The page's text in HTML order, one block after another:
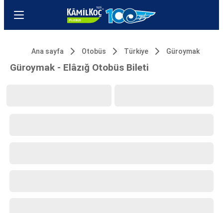
Ana sayfa Otobüs Türkiye Güroymak
Güroymak - Elâzığ Otobüs Bileti